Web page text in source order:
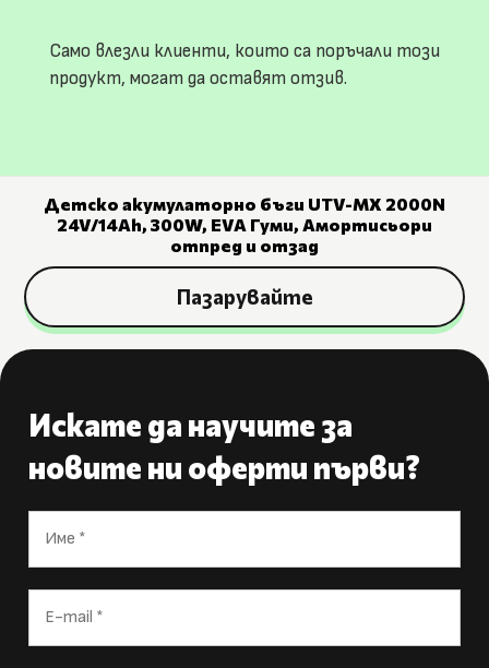
Само влезли клиенти, които са поръчали този
продукт, могат да оставят отзив.
Детско акумулаторно бъги UTV-MX 2000N
24V/14Ah, 300W, EVA Гуми, Амортисьори
отпред и отзад
Пазарувайте
Искате да научите за
новите ни оферти първи?